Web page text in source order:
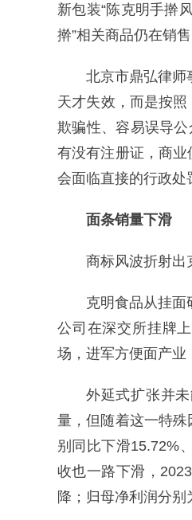
新包装“陈克明手擀
擀”相关商品仍在销售
北京市鼎弘律师
天才失效，而是按
欺骗性、容易误导
有没有注册证，商
会面临直接的行政处
面条销量下滑
商标风波折射出
克明食品从挂面
公司在深交所挂牌
场，进军方便面产业
外延式扩张并
量，但随着这一特
别同比下滑15.72%
收也一路下滑，
降；归母净利润分别